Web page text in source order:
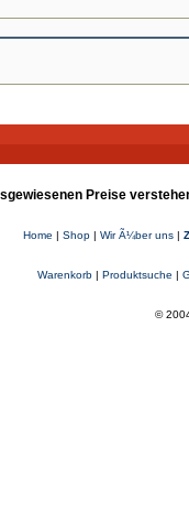
Preise
Home | Shop| Wir Ã¼ber uns|
Warenkorb| Produktsuche |
©